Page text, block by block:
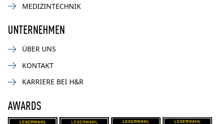
MEDIZINTECHNIK
UNTERNEHMEN
ÜBER UNS
KONTAKT
KARRIERE BEI H&R
AWARDS